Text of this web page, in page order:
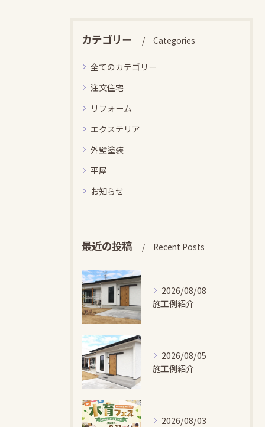
カテゴリー Categories
全てのカテゴリー
注文住宅
リフォーム
エクステリア
外壁塗装
平屋
お知らせ
最近の投稿 Recent Posts
2026/08/08
施工例紹介
2026/08/05
施工例紹介
2026/08/03